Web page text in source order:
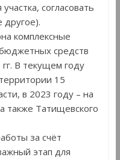
согласовать
другое).
комплексные
средств
В текущем году
15
в 2023 году – на
также Татищевского
за счёт
этап для